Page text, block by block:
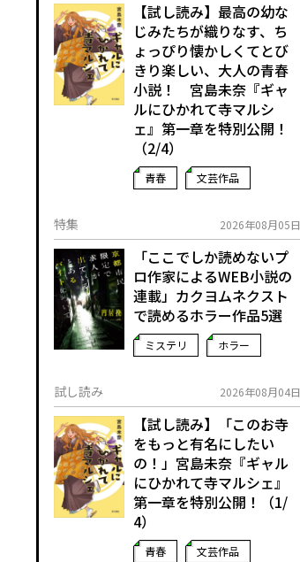
【試し読み】最高の幼な
じみたちが織りなす、ち
ょっぴり懐かしくてとび
きり楽しい、大人の青春
小説！ 宮島未奈『ギャ
ルにひかれて寺マルシ
ェ』第一章を特別公開！
（2/4）
青春 文芸作品
特集 2026年08月05日
「ここでしか読めないプ
ロ作家によるWEB小説の
連載」――カクヨムネクスト
で読めるホラー作品5選
ミステリ ホラー
試し読み 2026年08月04日
【試し読み】「このお寺
をもっと有名にしたい
の！」宮島未奈『ギャル
にひかれて寺マルシェ』
第一章を特別公開！（1/
4）
青春 文芸作品